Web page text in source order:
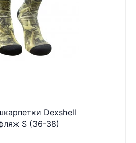
Dexshell
S (36-38)